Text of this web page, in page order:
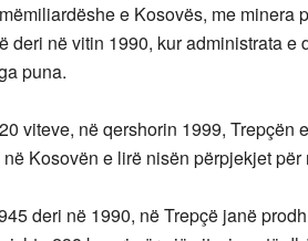
e Kosovës, me minera
deri në vitin 1990, kur administrata e
puna.
viteve, në qershorin 1999, Trepçën
Kosovën e lirë nisën përpjekjet për
deri në 1990, në Trepçë janë